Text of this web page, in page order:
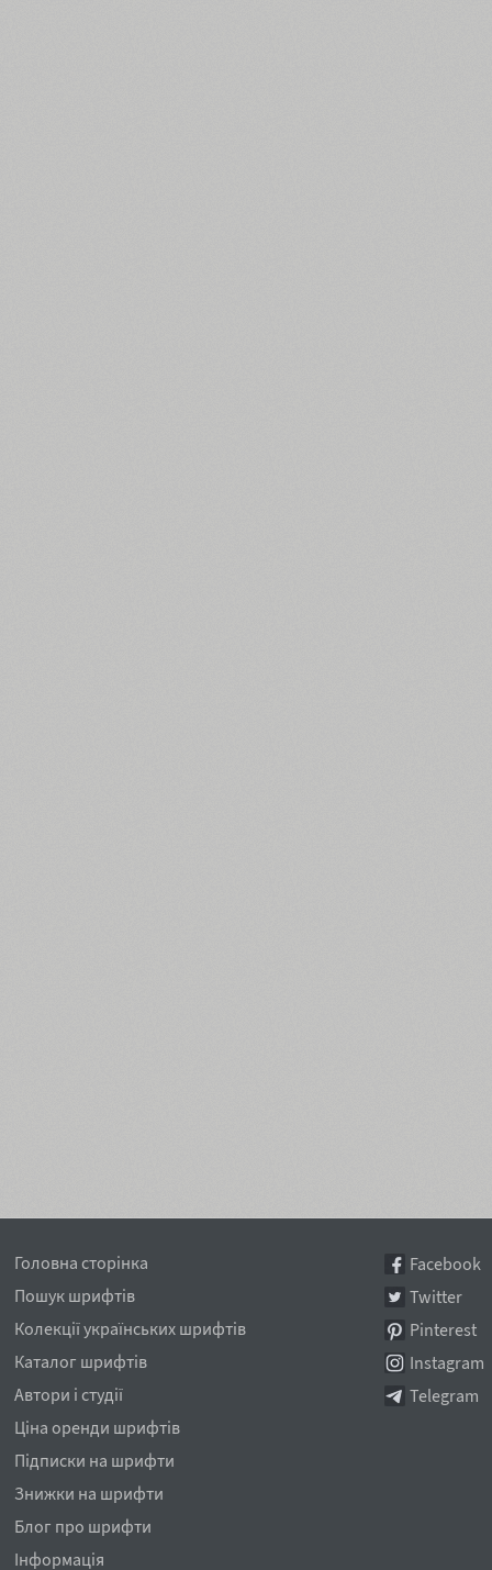
Головна сторінка
Пошук шрифтів
Колекції українських шрифтів
Каталог шрифтів
Автори і студії
Ціна оренди шрифтів
Підписки на шрифти
Знижки на шрифти
Блог про шрифти
Інформація
Facebook
Twitter
Pinterest
Instagram
Telegram